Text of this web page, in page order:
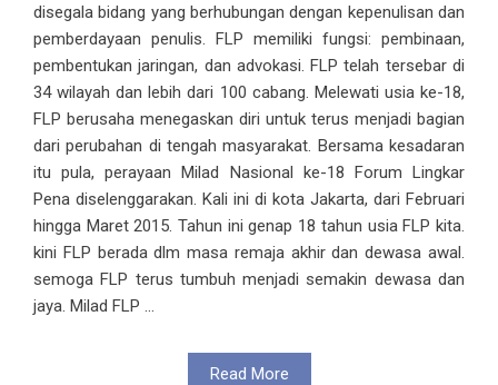
disegala bidang yang berhubungan dengan kepenulisan dan
pemberdayaan penulis. FLP memiliki fungsi: pembinaan,
pembentukan jaringan, dan advokasi. FLP telah tersebar di
34 wilayah dan lebih dari 100 cabang. Melewati usia ke-18,
FLP berusaha menegaskan diri untuk terus menjadi bagian
dari perubahan di tengah masyarakat. Bersama kesadaran
itu pula, perayaan Milad Nasional ke-18 Forum Lingkar
Pena diselenggarakan. Kali ini di kota Jakarta, dari Februari
hingga Maret 2015. Tahun ini genap 18 tahun usia FLP kita.
kini FLP berada dlm masa remaja akhir dan dewasa awal.
semoga FLP terus tumbuh menjadi semakin dewasa dan
jaya. Milad FLP ...
Read More